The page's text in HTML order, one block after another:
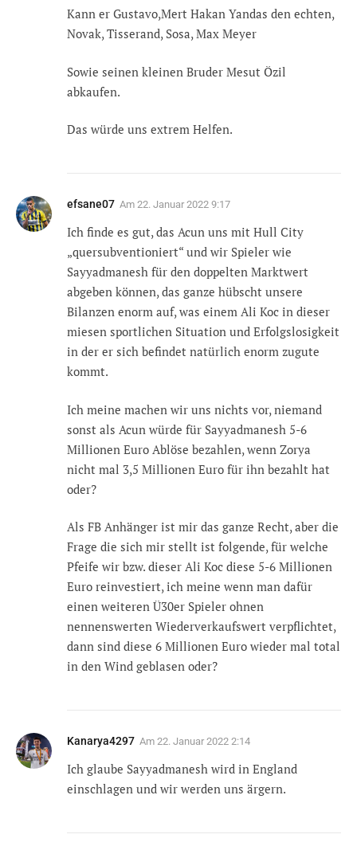
Kann er Gustavo,Mert Hakan Yandas den echten,
Novak, Tisserand, Sosa, Max Meyer
Sowie seinen kleinen Bruder Mesut Özil
abkaufen.
Das würde uns extrem Helfen.
efsane07 Am 22. Januar 2022 9:17
Ich finde es gut, das Acun uns mit Hull City
„quersubventioniert“ und wir Spieler wie
Sayyadmanesh für den doppelten Marktwert
abgeben können, das ganze hübscht unsere
Bilanzen enorm auf, was einem Ali Koc in dieser
miesen sportlichen Situation und Erfolgslosigkeit
in der er sich befindet natürlich enorm zugute
kommt.
Ich meine machen wir uns nichts vor, niemand
sonst als Acun würde für Sayyadmanesh 5-6
Millionen Euro Ablöse bezahlen, wenn Zorya
nicht mal 3,5 Millionen Euro für ihn bezahlt hat
oder?
Als FB Anhänger ist mir das ganze Recht, aber die
Frage die sich mir stellt ist folgende, für welche
Pfeife wir bzw. dieser Ali Koc diese 5-6 Millionen
Euro reinvestiert, ich meine wenn man dafür
einen weiteren Ü30er Spieler ohnen
nennenswerten Wiederverkaufswert verpflichtet,
dann sind diese 6 Millionen Euro wieder mal total
in den Wind geblasen oder?
Kanarya4297 Am 22. Januar 2022 2:14
Ich glaube Sayyadmanesh wird in England
einschlagen und wir werden uns ärgern.